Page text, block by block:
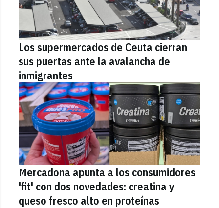
Los supermercados de Ceuta cierran
sus puertas ante la avalancha de
inmigrantes
Mercadona apunta a los consumidores
'fit' con dos novedades: creatina y
queso fresco alto en proteínas